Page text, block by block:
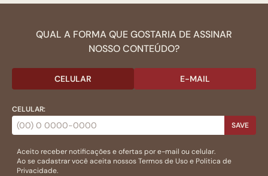
QUAL A FORMA QUE GOSTARIA DE ASSINAR
NOSSO CONTEÚDO?
CELULAR E-MAIL
CELULAR:
SAVE
Aceito receber notificações e ofertas por e-mail ou celular.
Ao se cadastrar você aceita nossosTermos de Usoe Politica de
Privacidade.